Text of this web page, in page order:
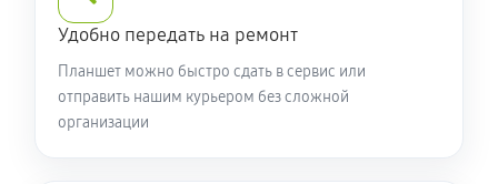
Удобно передать на ремонт
Планшет можно быстро сдать в сервис или
отправить нашим курьером без сложной
организации